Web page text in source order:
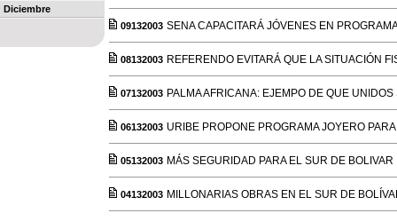
Diciembre
09132003 SENA CAPACITARÁ JÓVENES EN
08132003 REFERENDO EVITARÁ QUE LA SITUACIÓN
07132003 PALMA AFRICANA: EJEMPO DE QUE
06132003 URIBE PROPONE PROGRAMA JOYERO
05132003 MÁS SEGURIDAD PARA EL SUR DE BOLIVAR
04132003 MILLONARIAS OBRAS EN EL SUR DE